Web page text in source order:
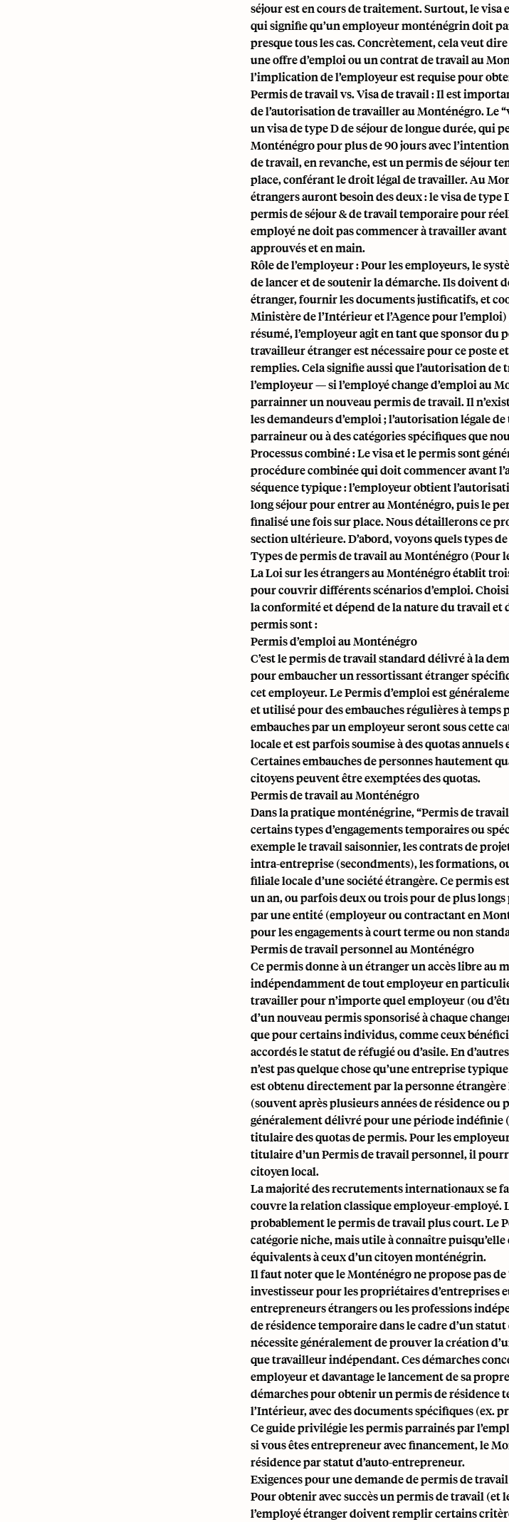
séjour est en cours de traitement. Surtout, le visa
qui signifie qu’un employeur monténégrin doit
presque tous les cas. Concrètement, cela veut
une offre d’emploi ou un contrat de travail au
l’implication de l’employeur est requise pour
Permis de travail vs. Visa de travail : Il est
de l’autorisation de travailler au Monténégro. Le
un visa de type D de séjour de longue durée, qui
Monténégro pour plus de 90 jours avec
de travail, en revanche, est un permis de séjour
place, conférant le droit légal de travailler. Au
étrangers auront besoin des deux : le visa de
permis de séjour & de travail temporaire pour
employé ne doit pas commencer à travailler
approuvés et en main.
Rôle de l’employeur : Pour les employeurs, le
de lancer et de soutenir la démarche. Ils doivent
étranger, fournir les documents justificatifs, et
Ministère de l’Intérieur et l’Agence pour
résumé, l’employeur agit en tant que sponsor du
travailleur étranger est nécessaire pour ce poste
remplies. Cela signifie aussi que l’autorisation de
l’employeur — si l’employé change d’emploi au
parrainner un nouveau permis de travail. Il
les demandeurs d’emploi ; l’autorisation légale
parraineur ou à des catégories spécifiques que
Processus combiné : Le visa et le permis sont
procédure combinée qui doit commencer avant
séquence typique : l’employeur obtient
long séjour pour entrer au Monténégro, puis le
finalisé une fois sur place. Nous détaillerons ce
section ultérieure. D’abord, voyons quels types
Types de permis de travail au Monténégro (Pour
La Loi sur les étrangers au Monténégro établit
pour couvrir différents scénarios d’emploi.
la conformité et dépend de la nature du travail et
permis sont :
Permis d’emploi au Monténégro
C’est le permis de travail standard délivré à la
pour embaucher un ressortissant étranger
cet employeur. Le Permis d’emploi est
et utilisé pour des embauches régulières à
embauches par un employeur seront sous cette
locale et est parfois soumise à des quotas
Certaines embauches de personnes hautement
citoyens peuvent être exemptées des quotas.
Permis de travail au Monténégro
Dans la pratique monténégrine, “Permis de
certains types d’engagements temporaires ou
exemple le travail saisonnier, les contrats de
intra-entreprise (secondments), les formations,
filiale locale d’une société étrangère. Ce permis
un an, ou parfois deux ou trois pour de plus
par une entité (employeur ou contractant en
pour les engagements à court terme ou non
Permis de travail personnel au Monténégro
Ce permis donne à un étranger un accès libre au
indépendamment de tout employeur en
travailler pour n’importe quel employeur (ou
d’un nouveau permis sponsorisé à chaque
que pour certains individus, comme ceux
accordés le statut de réfugié ou d’asile. En
n’est pas quelque chose qu’une entreprise
est obtenu directement par la personne
(souvent après plusieurs années de résidence
généralement délivré pour une période indéfinie
titulaire des quotas de permis. Pour les
titulaire d’un Permis de travail personnel, il
citoyen local.
La majorité des recrutements internationaux se
couvre la relation classique employeur-employé.
probablement le permis de travail plus court. Le
catégorie niche, mais utile à connaître
équivalents à ceux d’un citoyen monténégrin.
Il faut noter que le Monténégro ne propose pas
investisseur pour les propriétaires d’entreprises
entrepreneurs étrangers ou les professions
de résidence temporaire dans le cadre d’un
nécessite généralement de prouver la création
que travailleur indépendant. Ces démarches
employeur et davantage le lancement de sa
démarches pour obtenir un permis de résidence
l’Intérieur, avec des documents spécifiques (ex.
Ce guide privilégie les permis parrainés par
si vous êtes entrepreneur avec financement, le
résidence par statut d’auto-entrepreneur.
Exigences pour une demande de permis de
Pour obtenir avec succès un permis de travail (et
l’employé étranger doivent remplir certains